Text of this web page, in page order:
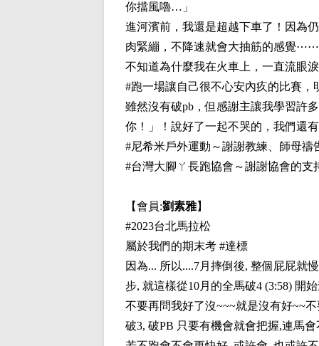
你擋風嚕…」
進河濱前，我還是超越下車了！因為
肉緊繃，不降速就會大抽筋的感覺⋯⋯
不知道為什麼我在火車上，一直流眼
#跑一場讓自己很不心安內疚的比賽
雖然沒有破pb，但感謝主讓我學習許
你！」！說好了一起不哭的，我們還
#尼希米戶外運動～謝謝教練、師母禱
#台灣大腳ㄚ長跑協會～謝謝協會的支
【會員:劉素雅】
#2023台北馬拉松
屬於我們的期末考 #達標
因為... 所以....7月摔倒後, 整個屁屁就
步, 就這樣從10月的全馬破4 (3:58) 開
不要再問我好了沒~~~就是沒有好~~
破3, 破PB 只要有機會就會把握,連馬